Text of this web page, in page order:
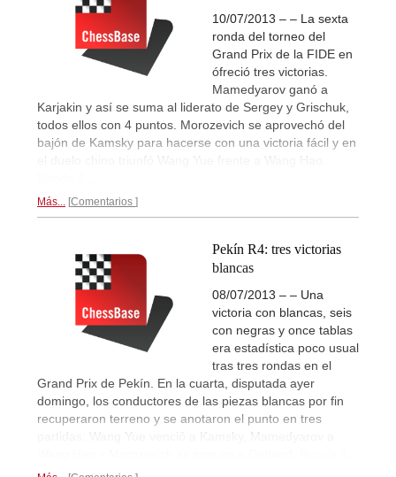
10/07/2013 – – La sexta
ronda del torneo del
Grand Prix de la FIDE en
ófreció tres victorias.
Mamedyarov ganó a
Karjakin y así se suma al liderato de Sergey y Grischuk,
todos ellos con 4 puntos. Morozevich se aprovechó del
bajón de Kamsky para hacerse con una victoria fácil y en
el duelo chino triunfó Wang Yue frente a Wang Hao.
Más... Comentarios
Pekín R4: tres victorias
blancas
08/07/2013 – – Una
victoria con blancas, seis
con negras y once tablas
era estadística poco usual
tras tres rondas en el
Grand Prix de Pekín. En la cuarta, disputada ayer
domingo, los conductores de las piezas blancas por fin
recuperaron terreno y se anotaron el punto en tres
partidas: Wang Yue venció a Kamsky, Mamedyarov a